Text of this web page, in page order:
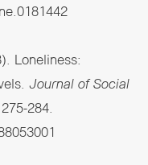
Loneliness:
Journal of Social
284.